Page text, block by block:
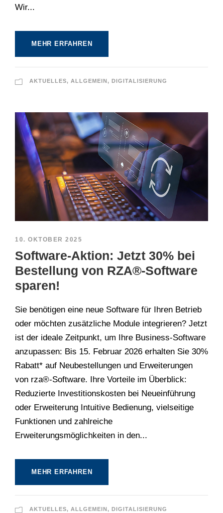
Wir...
MEHR ERFAHREN
AKTUELLES, ALLGEMEIN, DIGITALISIERUNG
10. OKTOBER 2025
Software-Aktion: Jetzt 30% bei
Bestellung von RZA®-Software
sparen!
Sie benötigen eine neue Software für Ihren Betrieb
oder möchten zusätzliche Module integrieren? Jetzt
ist der ideale Zeitpunkt, um Ihre Business-Software
anzupassen: Bis 15. Februar 2026 erhalten Sie 30%
Rabatt* auf Neubestellungen und Erweiterungen
von rza®-Software. Ihre Vorteile im Überblick:
Reduzierte Investitionskosten bei Neueinführung
oder Erweiterung Intuitive Bedienung, vielseitige
Funktionen und zahlreiche
Erweiterungsmöglichkeiten in den...
MEHR ERFAHREN
AKTUELLES, ALLGEMEIN , DIGITALISIERUNG